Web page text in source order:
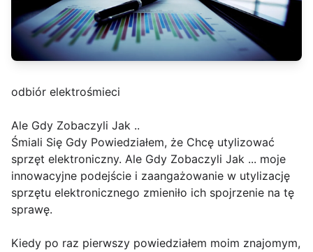
odbiór elektrośmieci
Ale Gdy Zobaczyli Jak ..
Śmiali Się Gdy Powiedziałem, że Chcę utylizować
sprzęt elektroniczny. Ale Gdy Zobaczyli Jak ... moje
innowacyjne podejście i zaangażowanie w utylizację
sprzętu elektronicznego zmieniło ich spojrzenie na tę
sprawę.
Kiedy po raz pierwszy powiedziałem moim znajomym,